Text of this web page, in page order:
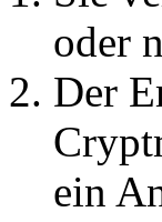
oder
Der
ein